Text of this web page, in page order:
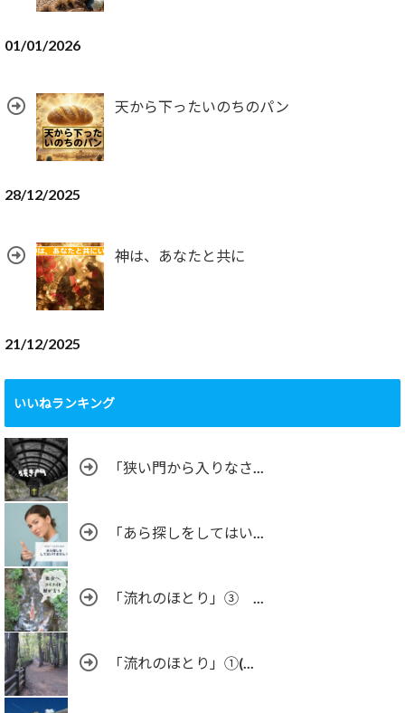
01/01/2026
天から下ったいのちのパン
28/12/2025
神は、あなたと共に
21/12/2025
いいねランキング
「狭い門から入りなさ...
「あら探しをしてはい...
「流れのほとり」③ ...
「流れのほとり」①(...